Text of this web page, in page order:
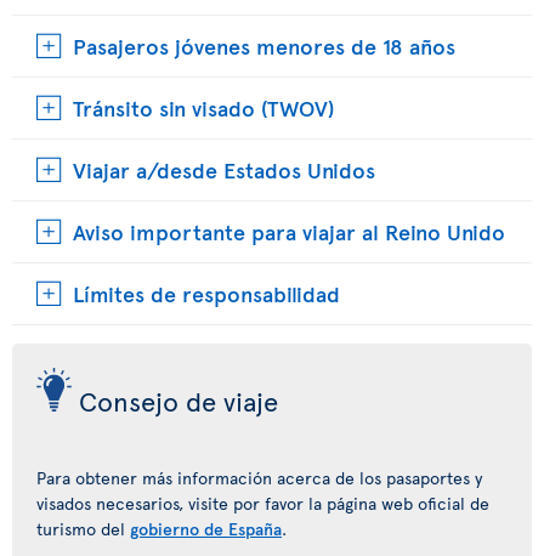
Pasajeros jóvenes menores de 18 años
Tránsito sin visado (TWOV)
Viajar a/desde Estados Unidos
Aviso importante para viajar al Reino Unido
Límites de responsabilidad
Consejo de viaje
Para obtener más información acerca de los pasaportes y
visados necesarios, visite por favor la página web oficial de
turismo del gobierno de España.